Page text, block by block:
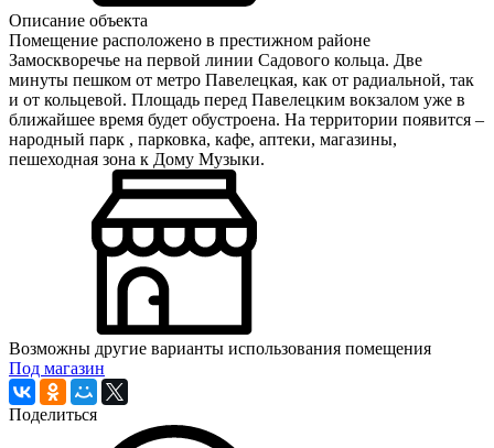
Описание объекта
Помещение расположено в престижном районе
Замоскворечье на первой линии Садового кольца. Две
минуты пешком от метро Павелецкая, как от радиальной, так
и от кольцевой. Площадь перед Павелецким вокзалом уже в
ближайшее время будет обустроена. На территории появится –
народный парк , парковка, кафе, аптеки, магазины,
пешеходная зона к Дому Музыки.
Возможны другие варианты использования помещения
Под магазин
Поделиться